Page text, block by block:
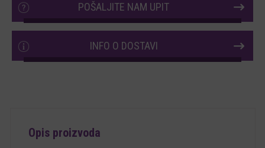
POŠALJITE NAM UPIT
INFO O DOSTAVI
Opis proizvoda